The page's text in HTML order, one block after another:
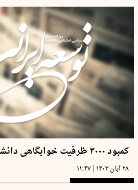
کمبود ۳۰۰۰ ظرفیت خوابگاهی دانشجویان علوم پزشکی
۲۸ آبان ۱۴۰۳ | ۱۱:۴۷